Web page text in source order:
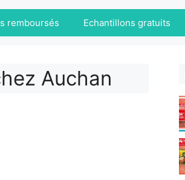
remboursés Echantillons gratuits
Auchan